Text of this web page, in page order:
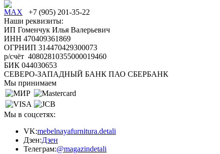
+7 (905) 201-35-22
Наши реквизиты:
ИП Гоменчук Илья Валерьевич
ИНН 470409361869
ОГРНИП 314470429300073
р/счёт 40802810355000019460
БИК 044030653
СЕВЕРО-ЗАПАДНЫЙ БАНК ПАО СБЕРБАНК
Мы принимаем
Мы в соцсетях:
VK:mebelnayafurnitura.detali
Дзен:Дзен
Телеграм:@magazindetali